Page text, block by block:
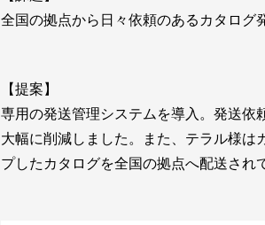
全国の拠点から日々依頼のあるカタログ
【提案】
専用の発送管理システムを導入。発送依
大幅に削減しました。また、テラル様
プしたカタログを全国の拠点へ配送され